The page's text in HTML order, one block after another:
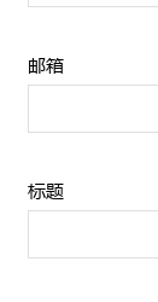
邮箱
标题